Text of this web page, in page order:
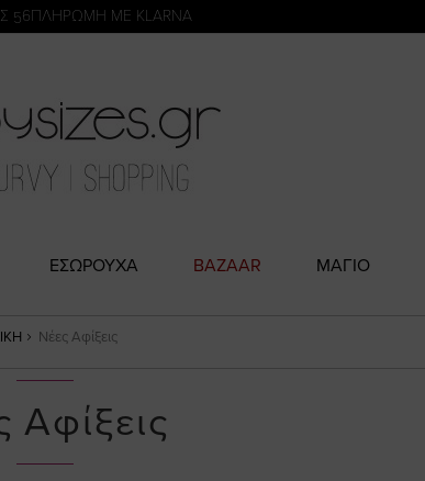
56ΠΛΗΡΩΜΗ ΜΕ KLARNA
ΕΣΩΡΟΥΧΑ BAZAAR ΜΑΓΙΟ
Νέες Αφίξεις
Αφίξεις